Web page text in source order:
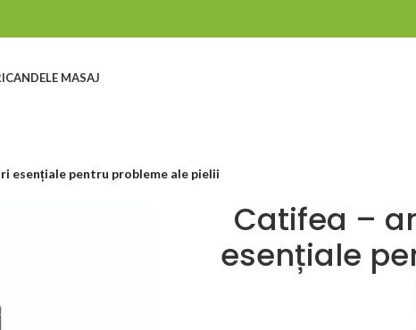
CANDELE MASAJ
esențiale pentru probleme ale pielii
Catifea –
esențiale